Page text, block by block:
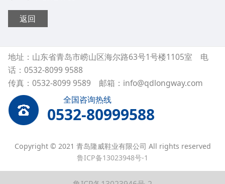
返回
地址：山东省青岛市崂山区海尔路63号1号楼1105室 电
话：0532-8099 9588
传真：0532-8099 9589 邮箱：info@qdlongway.com
全国咨询热线
0532-80999588
Copyright © 2021 青岛隆威鞋业有限公司 All rights reserved
鲁ICP备13023948号-1